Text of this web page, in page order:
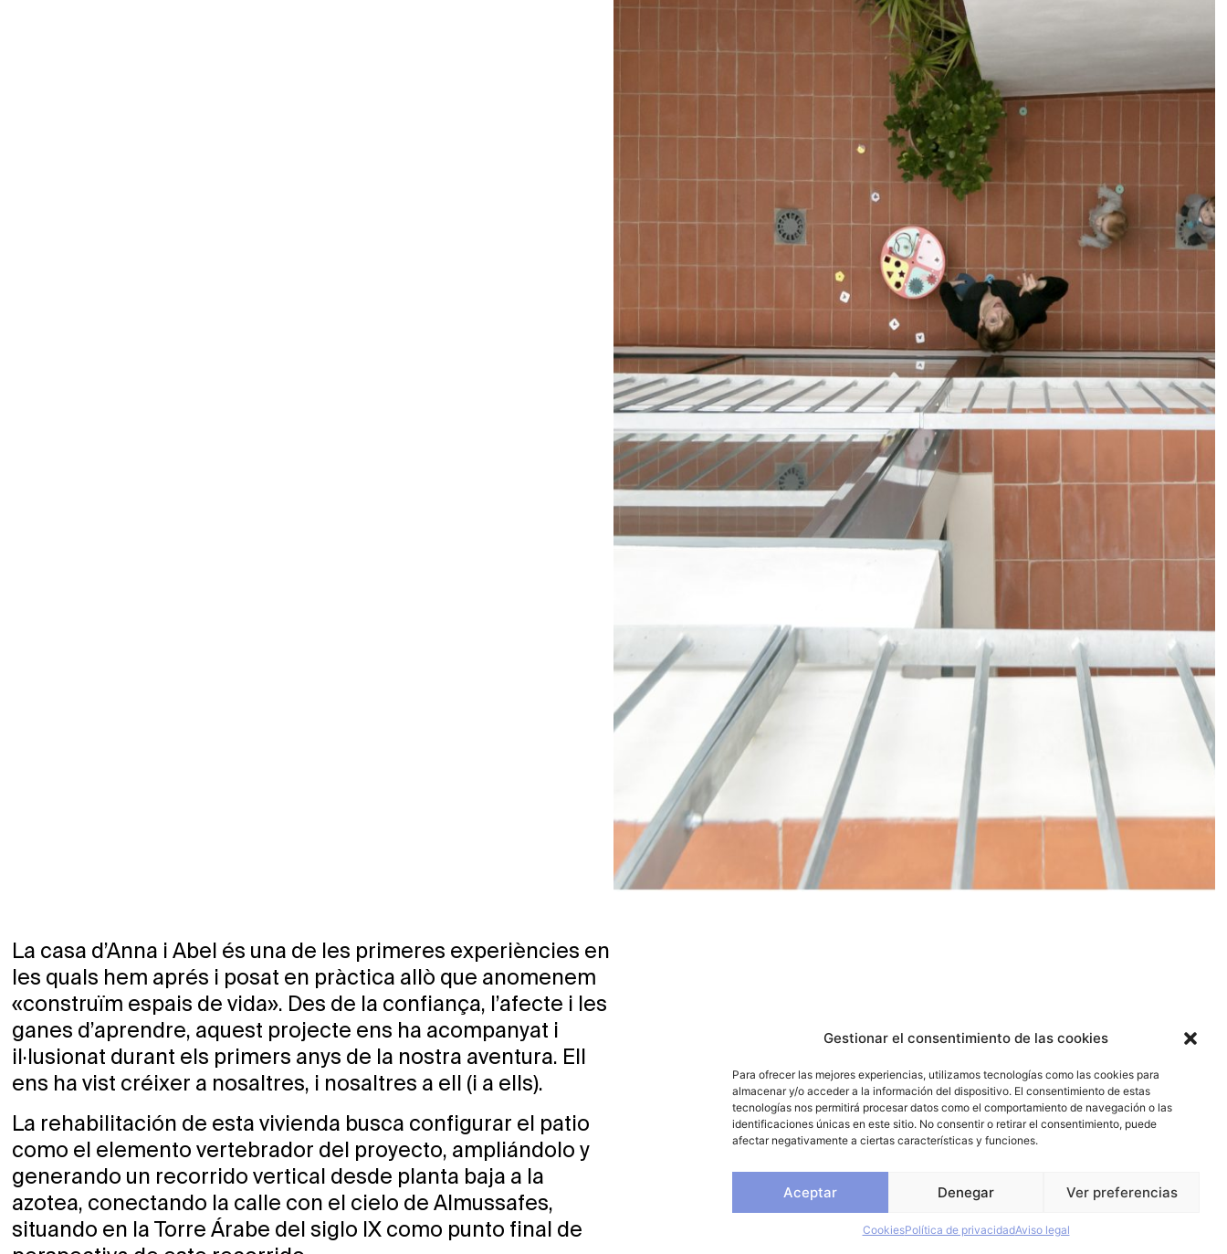
Gestionar el consentimiento de las cookies
Para ofrecer las mejores experiencias, utilizamos tecnologías como las cookies para
almacenar y/o acceder a la información del dispositivo. El consentimiento de estas
tecnologías nos permitirá procesar datos como el comportamiento de navegación o las
identificaciones únicas en este sitio. No consentir o retirar el consentimiento, puede
afectar negativamente a ciertas características y funciones.
Aceptar Denegar Ver preferencias
CookiesPolítica de privacidadAviso legal
La casa d’Anna i Abel és una de les primeres experiències en
les quals hem aprés i posat en pràctica allò que anomenem
«construïm espais de vida». Des de la confiança, l’afecte i les
ganes d’aprendre, aquest projecte ens ha acompanyat i
il·lusionat durant els primers anys de la nostra aventura. Ell
ens ha vist créixer a nosaltres, i nosaltres a ell (i a ells).
La rehabilitación de esta vivienda busca configurar el patio
como el elemento vertebrador del proyecto, ampliándolo y
generando un recorrido vertical desde planta baja a la
azotea, conectando la calle con el cielo de Almussafes,
situando en la Torre Árabe del siglo IX como punto final de